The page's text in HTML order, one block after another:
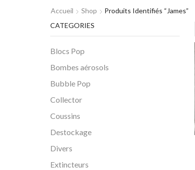
Accueil Shop Produits Identifiés “james”
CATEGORIES
Blocs Pop
Bombes aérosols
Bubble Pop
Collector
Coussins
Destockage
Divers
Extincteurs